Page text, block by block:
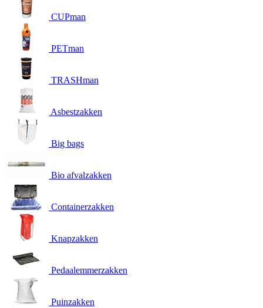
CUPman
PETman
TRASHman
Asbestzakken
Big bags
Bio afvalzakken
Containerzakken
Knapzakken
Pedaalemmerzakken
Puinzakken